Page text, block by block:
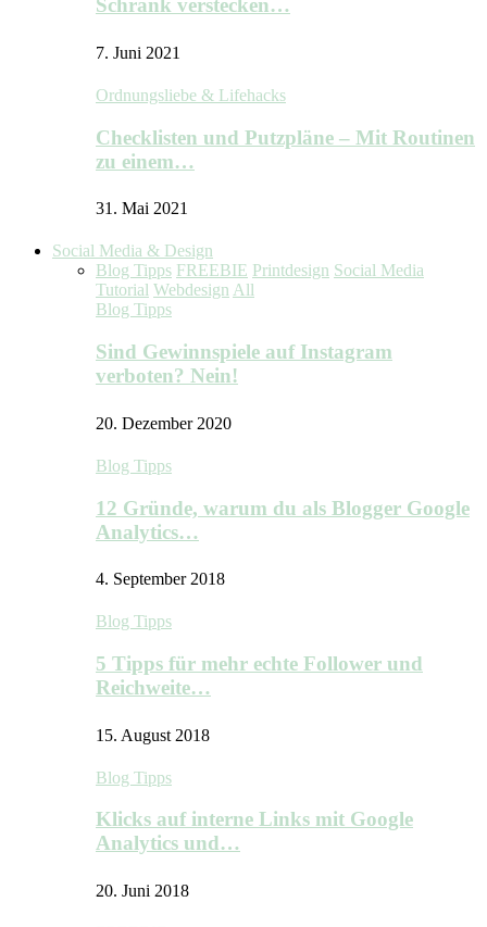
Schrank verstecken…
7. Juni 2021
Ordnungsliebe & Lifehacks
Checklisten und Putzpläne – Mit Routinen
zu einem…
31. Mai 2021
Social Media & Design
Blog Tipps FREEBIE Printdesign Social Media
Tutorial Webdesign All
Blog Tipps
Sind Gewinnspiele auf Instagram
verboten? Nein!
20. Dezember 2020
Blog Tipps
12 Gründe, warum du als Blogger Google
Analytics…
4. September 2018
Blog Tipps
5 Tipps für mehr echte Follower und
Reichweite…
15. August 2018
Blog Tipps
Klicks auf interne Links mit Google
Analytics und…
20. Juni 2018